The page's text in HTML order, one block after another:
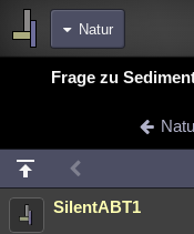
Natur
Bereiche
Chat Wiki
meine Rubriken
Menschen
Frage zu
SilentABT1